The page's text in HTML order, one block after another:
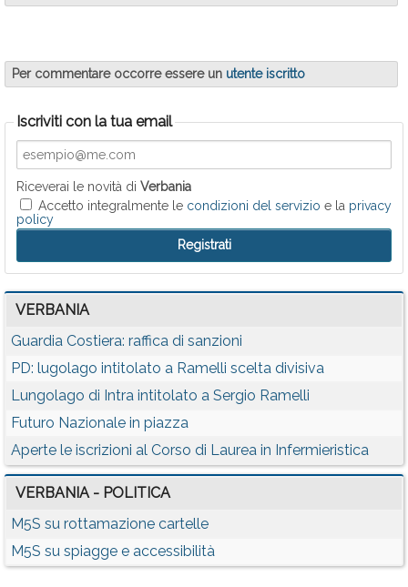
Per commentare occorre essere un utente iscritto
Iscriviti con la tua email
Riceverai le novità di Verbania
Accetto integralmente le condizioni del servizio e la privacy
policy
VERBANIA
Guardia Costiera: raffica di sanzioni
PD: lugolago intitolato a Ramelli scelta divisiva
Lungolago di Intra intitolato a Sergio Ramelli
Futuro Nazionale in piazza
Aperte le iscrizioni al Corso di Laurea in Infermieristica
VERBANIA - POLITICA
M5S su rottamazione cartelle
M5S su spiagge e accessibilità